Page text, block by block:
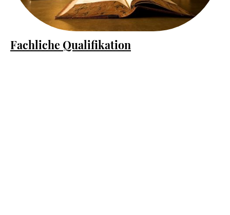
Fachliche Qualifikation